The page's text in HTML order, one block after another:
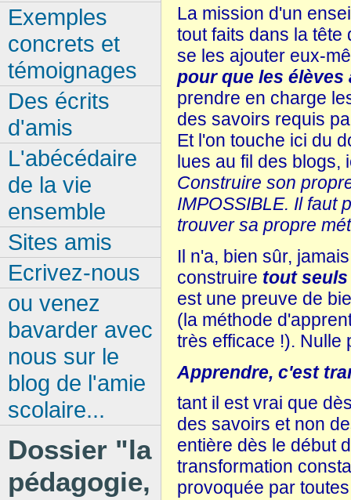
La mission d'un
tout faits dans la tête
se les ajouter eux-
pour que les élèves
prendre en charge
des savoirs requis
Et l'on touche ici du
lues au fil des blogs,
Construire son
IMPOSSIBLE. Il faut
trouver sa propre
Il n'a, bien sûr,
construire tout
est une preuve de
(la méthode
très efficace !). Nulle
Apprendre, c'est
tant il est vrai que
des savoirs et non
entière dès le début
transformation
provoquée par
Exemples
concrets et
témoignages
Des écrits
d'amis
L'abécédaire
de la vie
ensemble
Sites amis
Ecrivez-nous
ou venez
bavarder avec
nous sur le
blog de l'amie
scolaire...
Dossier "la
pédagogie,